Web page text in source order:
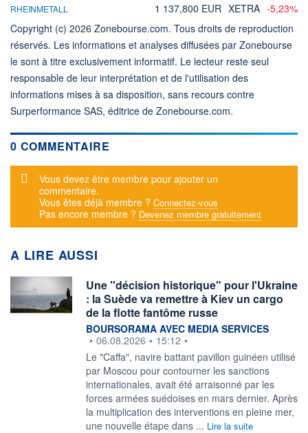
RHEINMETALL 1 137,800 EUR XETRA -5,23%
Copyright (c) 2026 Zonebourse.com. Tous droits de reproduction
réservés. Les informations et analyses diffusées par Zonebourse
le sont à titre exclusivement informatif. Le lecteur reste seul
responsable de leur interprétation et de l'utilisation des
informations mises à sa disposition, sans recours contre
Surperformance SAS, éditrice de Zonebourse.com.
0 COMMENTAIRE
Message d'alerte
Vous devez être membre pour ajouter un
commentaire.
Vous êtes déjà membre ? Connectez-vous
Pas encore membre ? Devenez membre gratuitement
A LIRE AUSSI
Une "décision historique" pour l'Ukraine
: la Suède va remettre à Kiev un cargo
de la flotte fantôme russe
information fournie par
BOURSORAMA AVEC MEDIA SERVICES
• 06.08.2026 • 15:12 •
Le "Caffa", navire battant pavillon guinéen utilisé
par Moscou pour contourner les sanctions
internationales, avait été arraisonné par les
forces armées suédoises en mars dernier. Après
la multiplication des interventions en pleine mer,
une nouvelle étape dans ... Lire la suite